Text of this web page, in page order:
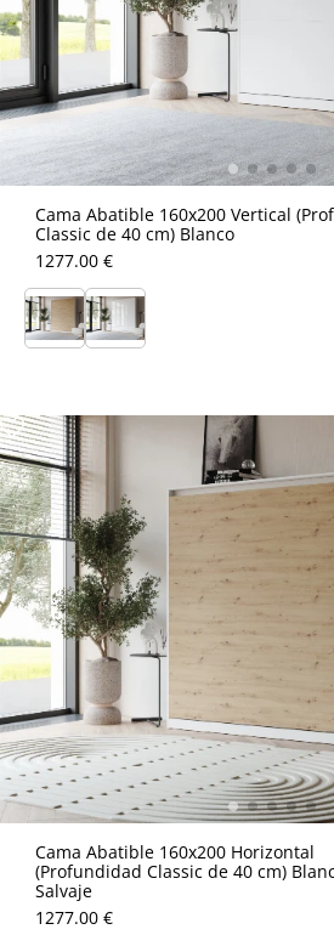
Cama Abatible 160x200 Vertical
Classic de 40 cm) Blanco
1277.00 €
Cama Abatible 160x200 Horizontal
(Profundidad Classic de 40 cm)
Salvaje
1277.00 €